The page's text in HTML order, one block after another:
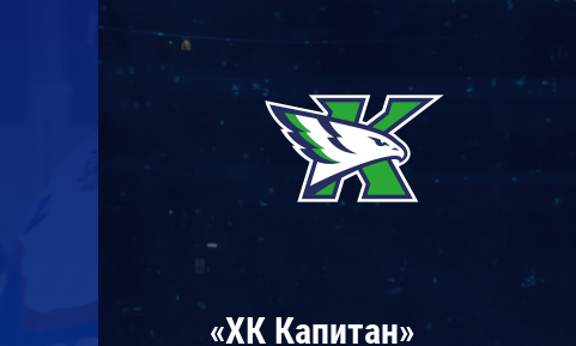
Дивизион Тарасова
Динамо Мн
Динамо М
Локомотив
Шанхайские Драконы
Фотобанк
«ХК Капитан»